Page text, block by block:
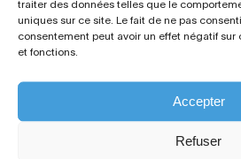
traiter des données telles que le
uniques sur ce site. Le fait de ne pas
consentement peut avoir un effet négatif
et fonctions.
Accepter
Refuser
Toutes les